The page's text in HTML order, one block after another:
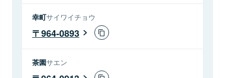
幸町サイワイチョウ
964-0893
茶園サエン